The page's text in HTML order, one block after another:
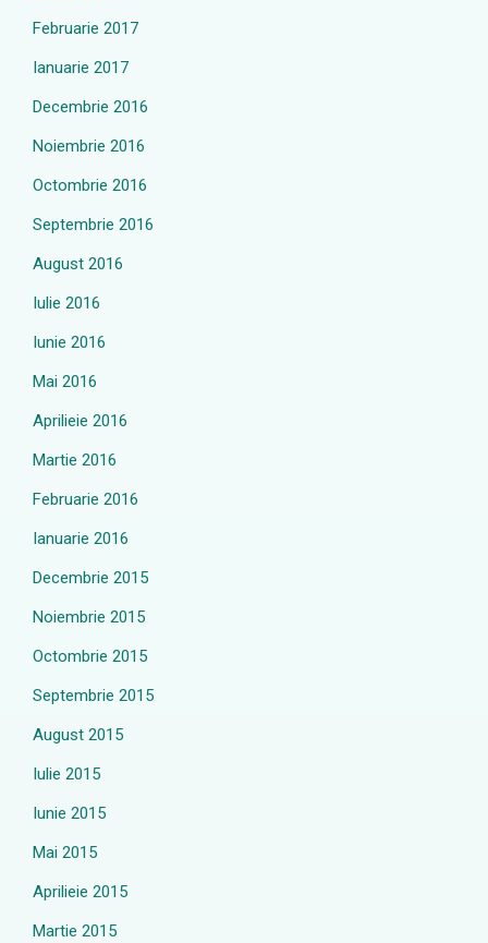
Februarie 2017
Ianuarie 2017
Decembrie 2016
Noiembrie 2016
Octombrie 2016
Septembrie 2016
August 2016
Iulie 2016
Iunie 2016
Mai 2016
Aprilieie 2016
Martie 2016
Februarie 2016
Ianuarie 2016
Decembrie 2015
Noiembrie 2015
Octombrie 2015
Septembrie 2015
August 2015
Iulie 2015
Iunie 2015
Mai 2015
Aprilieie 2015
Martie 2015